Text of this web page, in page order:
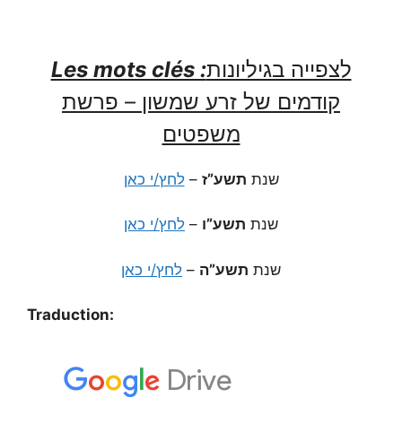
Les mots clés :לצפייה בגיליונות
קודמים של זרע שמשון – פרשת
משפטים
שנת תשע”ז –לחץ/י כאן
שנת תשע”ו – לחץ/י כאן
שנת תשע”ה – לחץ/י כאן
Traduction: